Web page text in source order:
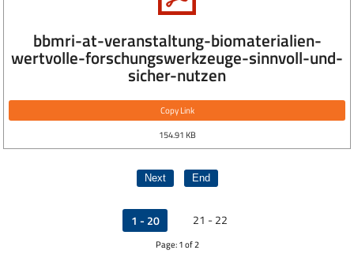
bbmri-at-veranstaltung-biomaterialien-
wertvolle-forschungswerkzeuge-sinnvoll-und-
sicher-nutzen
Copy Link
154.91 KB
Next End
1 - 20 21 - 22
Page: 1 of 2